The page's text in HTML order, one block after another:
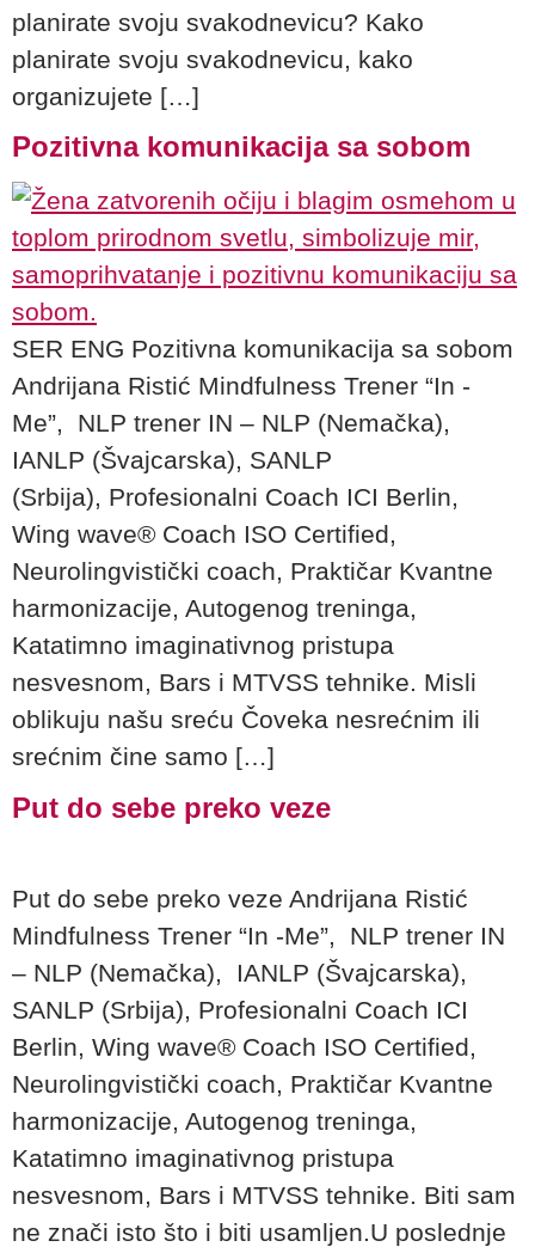
planirate svoju svakodnevicu? Kako
planirate svoju svakodnevicu, kako
organizujete […]
Pozitivna komunikacija sa sobom
SER ENG Pozitivna komunikacija sa sobom
Andrijana Ristić Mindfulness Trener “In -
Me”, NLP trener IN – NLP (Nemačka),
IANLP (Švajcarska), SANLP
(Srbija), Profesionalni Coach ICI Berlin,
Wing wave® Coach ISO Certified,
Neurolingvistički coach, Praktičar Kvantne
harmonizacije, Autogenog treninga,
Katatimno imaginativnog pristupa
nesvesnom, Bars i MTVSS tehnike. Misli
oblikuju našu sreću Čoveka nesrećnim ili
srećnim čine samo […]
Put do sebe preko veze
Put do sebe preko veze Andrijana Ristić
Mindfulness Trener “In -Me”, NLP trener IN
– NLP (Nemačka), IANLP (Švajcarska),
SANLP (Srbija), Profesionalni Coach ICI
Berlin, Wing wave® Coach ISO Certified,
Neurolingvistički coach, Praktičar Kvantne
harmonizacije, Autogenog treninga,
Katatimno imaginativnog pristupa
nesvesnom, Bars i MTVSS tehnike. Biti sam
ne znači isto što i biti usamljen.U poslednje